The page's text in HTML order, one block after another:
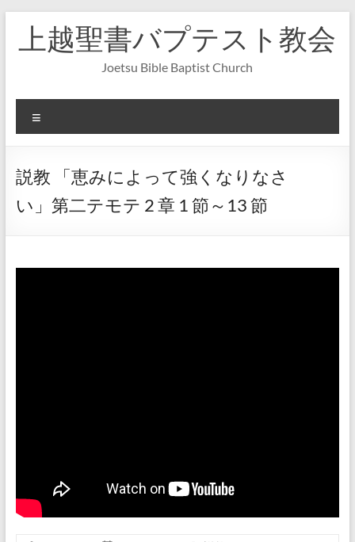
へ
上越聖書バプテスト教会
Joetsu Bible Baptist Church
ニ
ー
説教 「恵みによって強くなりなさ
い」第二テモテ 2 章 1 節～13 節